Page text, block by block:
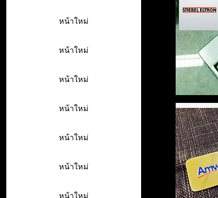
หน้าใหม่
หน้าใหม่
หน้าใหม่
หน้าใหม่
หน้าใหม่
หน้าใหม่
หน้าใหม่